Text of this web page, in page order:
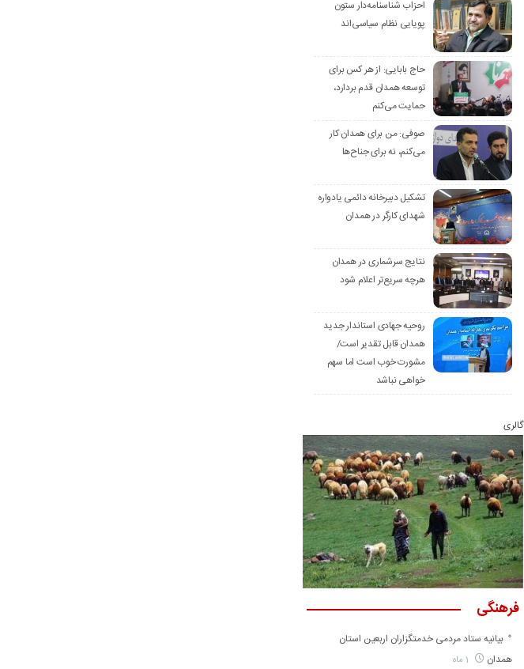
احزاب شناسنامه‌دار ستون
پویایی نظام سیاسی‌اند
حاج بابایی: از هر کس برای
توسعه همدان قدم بردارد،
حمایت می‌کنم
صوفی: من برای همدان کار
می‌کنم، نه برای جناح‌ها
تشکیل دبیرخانه دائمی یادواره
شهدای کارگر در همدان
نتایج سرشماری در همدان
هرچه سریع‌تر اعلام شود
روحیه جهادی استاندار جدید
همدان قابل تقدیر است/
مشورت خوب است اما سهم
خواهی نباشد
گالری
فرهنگی
بیانیه ستاد مردمی خدمتگزاران اربعین استان
همدان